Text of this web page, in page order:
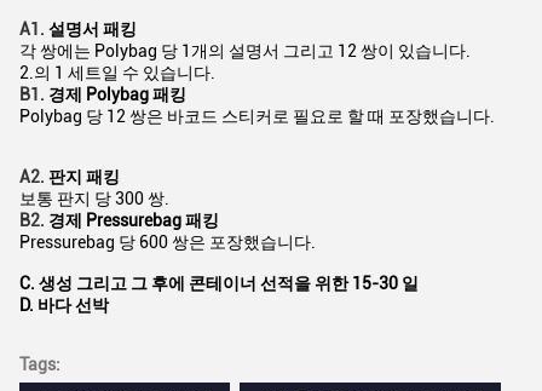
A1. 설명서 패킹
각 쌍에는 Polybag 당 1개의 설명서 그리고 12 쌍이 있습니다.
2.의 1 세트일 수 있습니다.
B1. 경제 Polybag 패킹
Polybag 당 12 쌍은 바코드 스티커로 필요로 할 때 포장했습니다.
A2. 판지 패킹
보통 판지 당 300 쌍.
B2. 경제 Pressurebag 패킹
Pressurebag 당 600 쌍은 포장했습니다.
C. 생성 그리고 그 후에 콘테이너 선적을 위한 15-30 일
D. 바다 선박
Tags: